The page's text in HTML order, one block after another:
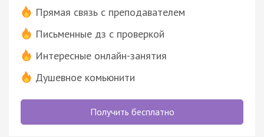
Прямая связь с преподавателем
Письменные дз с проверкой
Интересные онлайн-занятия
Душевное комьюнити
Получить бесплатно